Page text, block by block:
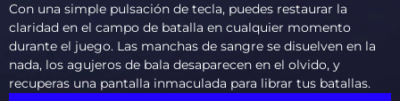
Con una simple pulsación de tecla, puedes restaurar la
claridad en el campo de batalla en cualquier momento
durante el juego. Las manchas de sangre se disuelven en la
nada, los agujeros de bala desaparecen en el olvido, y
recuperas una pantalla inmaculada para librar tus batallas.